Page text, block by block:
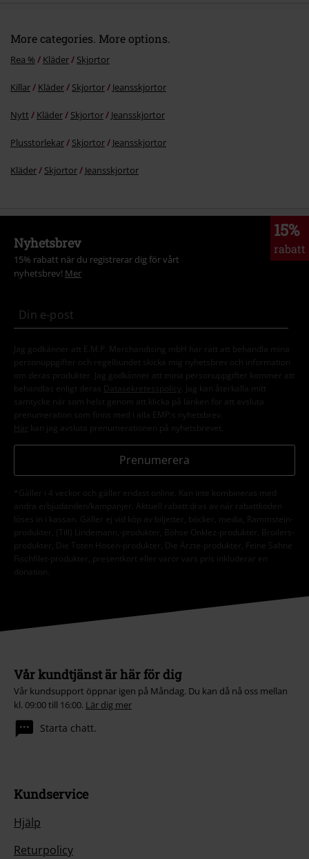
More categories. More options.
Rea % Kläder Skjortor
Killar Kläder Skjortor Jeansskjortor
Nytt Kläder Skjortor Jeansskjortor
Plusstorlekar Skjortor Jeansskjortor
Kläder Skjortor Jeansskjortor
15%
rabatt
Nyhetsbrev
15% rabatt när du registrerar dig för vårt
nyhetsbrev! Mer
Jag godkänner att E.M.P. Merchandising mbH har rätt att behandla mina
personuppgifter och regelbundet skicka mig nyhetsbrev och information
om deras produkter. Jag godkänner att mina personuppgifter kommer att
behandlas enligt deras
Datasekretesspolicy
. Jag kan återkalla mitt
samtycke när som helst genom att klicka på länken för att avsluta
prenumeration som finns med i alla EMP:s nyhetsbrev.
Här kan jag avsluta prenumerationen på nyhetsbrevet.
Prenumerera
*Gäller i 4 veckor och gäller endast online. Kan inte kombineras med
andra erbjudanden/kampanjer. Aktuell rabatt dras av när rabattkoden
löses in i kassan. Gäller ej vid köp av biljetter, böcker, media, Rammstein-
produkter, (Till) Lindemann,-produkter, Böhse Onklez-produkter, Broilers-
produkter, Die Toten Hosen-produkter, Die Ärzte-produkter, Feine Sahne
Fischfilet-produkter, presentkort eller varor vars pris inkluderar en
donation.
Vår kundtjänst är här för dig
Vår kundsupport öppnar igen på Måndag. Du kan då nå oss mellan
kl. 09:00 till 16:00. Lär dig mer
Starta chatt.
Kundservice
Hjälp
Returpolicy